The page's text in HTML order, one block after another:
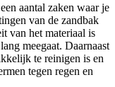
aantal zaken waar je
van de zandbak
van het materiaal is
meegaat. Daarnaast
te reinigen is en
tegen regen en